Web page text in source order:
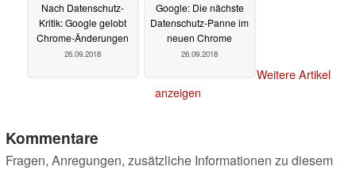
Nach Datenschutz-
Kritik: Google gelobt
Chrome-Änderungen
26.09.2018
Google: Die nächste
Datenschutz-Panne im
neuen Chrome
26.09.2018
Weitere Artikel
anzeigen
Kommentare
Fragen, Anregungen, zusätzliche Informationen zu diesem